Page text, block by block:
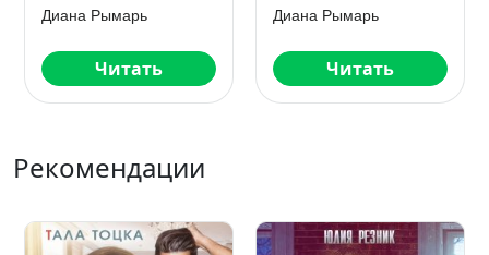
Диана Рымарь
Читать
Диана Рымарь
Читать
Рекомендации